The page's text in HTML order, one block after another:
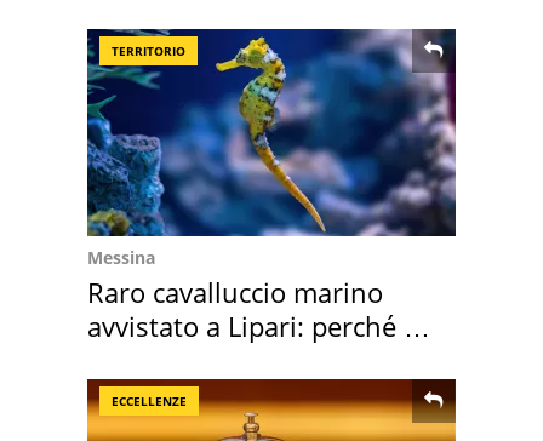
TERRITORIO
Messina
Raro cavalluccio marino
avvistato a Lipari: perché è
ECCELLENZE